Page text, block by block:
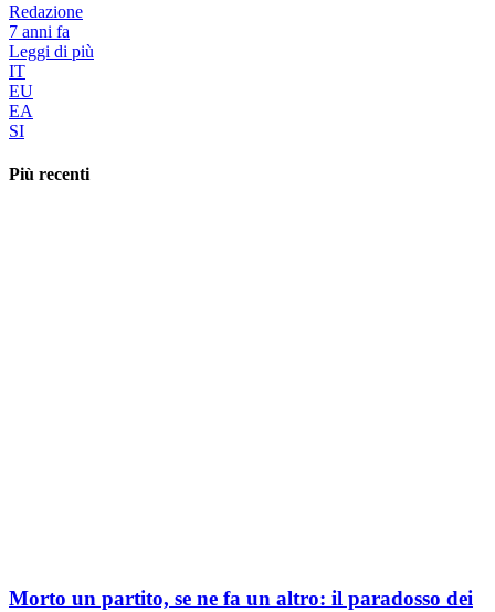
Redazione
7 anni fa
Leggi di più
IT
EU
EA
SI
Più recenti
Morto un partito, se ne fa un altro: il paradosso dei